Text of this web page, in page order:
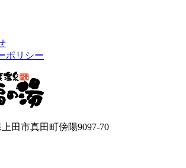
ポリシー
田市真田町傍陽9097-70